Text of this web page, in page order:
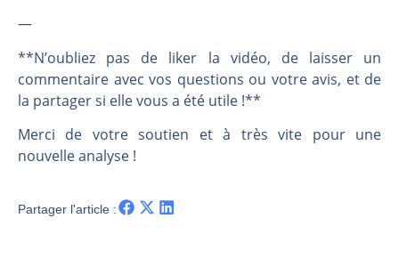
—
**N’oubliez pas de liker la vidéo, de laisser un
commentaire avec vos questions ou votre avis, et de
la partager si elle vous a été utile !**
Merci de votre soutien et à très vite pour une
nouvelle analyse !
Partager l'article :